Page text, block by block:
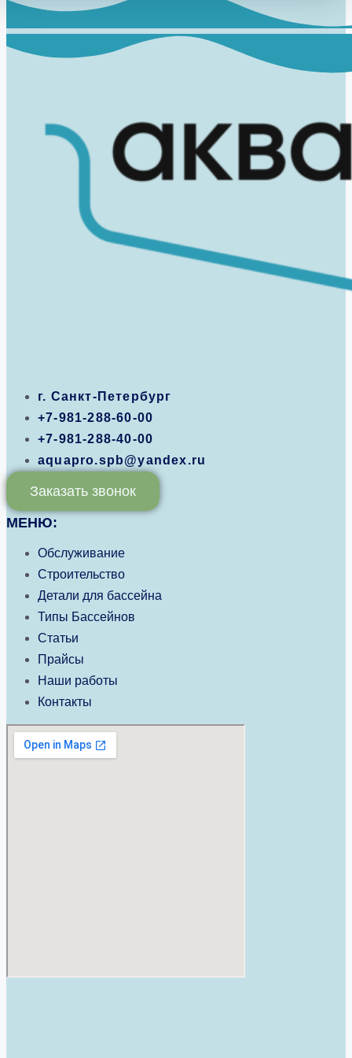
г. Санкт-Петербург
+7-981-288-60-00
+7-981-288-40-00
aquapro.spb@yandex.ru
Заказать звонок
МЕНЮ:
Обслуживание
Строительство
Детали для бассейна
Типы Бассейнов
Статьи
Прайсы
Наши работы
Контакты